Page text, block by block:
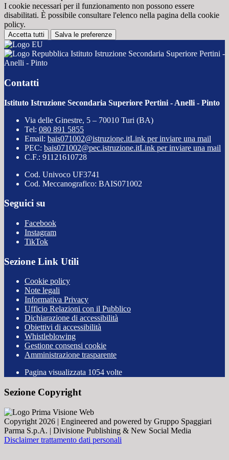
I cookie necessari per il funzionamento non possono essere
disabilitati. È possibile consultare l'elenco nella pagina della cookie
policy.
Accetta tutti Salva le preferenze
Istituto Istruzione Secondaria Superiore Pertini -
Anelli - Pinto
Contatti
Istituto Istruzione Secondaria Superiore Pertini - Anelli - Pinto
Via delle Ginestre, 5 – 70010 Turi (BA)
Tel: 080 891 5855
Email: bais071002@istruzione.itLink per inviare una mail
PEC: bais071002@pec.istruzione.itLink per inviare una mail
C.F.: 91121610728
Cod. Univoco UF3741
Cod. Meccanografico: BAIS071002
Seguici su
Facebook
Instagram
TikTok
Sezione Link Utili
Cookie policy
Note legali
Informativa Privacy
Ufficio Relazioni con il Pubblico
Dichiarazione di accessibilità
Obiettivi di accessibilità
Whistleblowing
Gestione consensi cookie
Amministrazione trasparente
Pagina visualizzata 1054 volte
Sezione Copyright
Copyright 2026 | Engineered and powered by Gruppo Spaggiari
Parma S.p.A. | Divisione Publishing & New Social Media
Disclaimer trattamento dati personali